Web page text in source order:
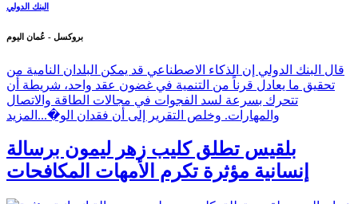
البنك الدولي
بروكسل - عُمان اليوم
قال البنك الدولي إن الذكاء الاصطناعي قد يمكن البلدان النامية من
تحقيق ما يعادل قرناً من التنمية في غضون عقد واحد، شريطة أن
تتحرك بسرعة لسد الفجوات في مجالات الطاقة والاتصال
والمهارات. وخلص التقرير إلى أن فقدان الو�... المزيد
بلقيس تطلق كليب زهر ليمون برسالة
إنسانية مؤثرة تكرم الأمهات المكافحات